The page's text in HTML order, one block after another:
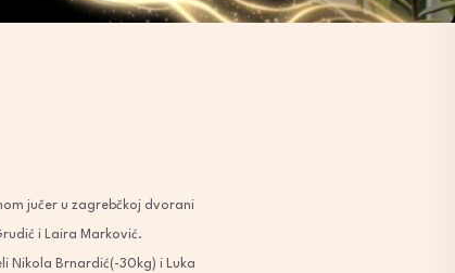
jučer u zagrebčkoj dvorani
i Laira Marković.
Nikola Brnardić(-30kg) i Luka